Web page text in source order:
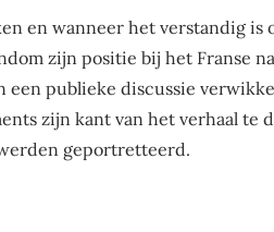
en wanneer het verstandig is
zijn positie bij het Franse
een publieke discussie
zijn kant van het verhaal te
geportretteerd.